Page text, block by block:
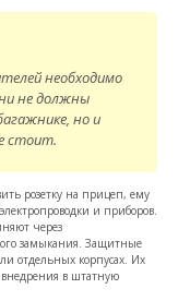
необходимо
не должны
но и
стоит.
розетку на прицеп, ему
и приборов.
через
замыкания. Защитные
отдельных корпусах. Их
внедрения в штатную